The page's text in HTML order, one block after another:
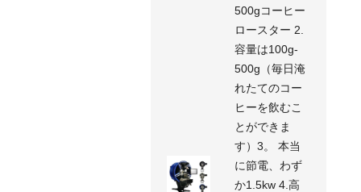
500gコーヒー
ロースター 2.
容量は100g-
500g（毎日淹
れたてのコー
ヒーを飲むこ
とができま
す）3。 本当
に節電、わず
か1.5kw 4.高